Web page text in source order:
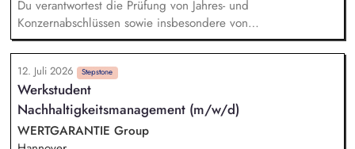
Entscheidungsunterlagen
Du verantwortest die Prüfung von Jahres- und
Konzernabschlüssen sowie insbesondere von
Nachhaltigkeitsberichten. Du berätst und betreust unsere
vielfältige, international ausgerichtete Mandantschaft bei der
Implementierung von Prozessen und der Erstellung von
Nachhaltigkeitsberichten. Du verantwortest prüfungsnahe
Beratungsprojekte mit dem Schwerpunkt Nachhaltigkeit. Du
bringst Dein Fachwissen in nationalen und internationalen
(GT-)Gremien ein.
12. Juli 2026 Stepstone
Werkstudent
Nachhaltigkeitsmanagement (m/w/d)
WERTGARANTIE Group